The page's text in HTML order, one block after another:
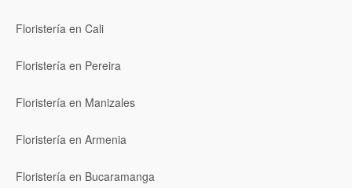
Floristería en Cali
Floristería en Pereira
Floristería en Manizales
Floristería en Armenia
Floristería en Bucaramanga